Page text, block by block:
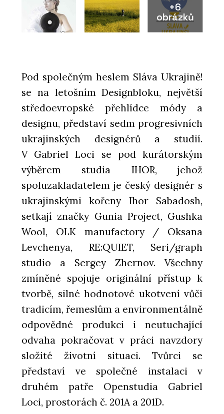
+6
obrázků
Pod společným heslem Sláva Ukrajině!
se na letošním Designbloku, největší
středoevropské přehlídce módy a
designu, představí sedm progresivních
ukrajinských designérů a studií.
V Gabriel Loci se pod kurátorským
výběrem studia IHOR, jehož
spoluzakladatelem je český designér s
ukrajinskými kořeny Ihor Sabadosh,
setkají značky Gunia Project, Gushka
Wool, OLK manufactory / Oksana
Levchenya, RE:QUIET, Seri/graph
studio a Sergey Zhernov. Všechny
zmíněné spojuje originální přístup k
tvorbě, silné hodnotové ukotvení vůči
tradicím, řemeslům a environmentálně
odpovědné produkci i neutuchající
odvaha pokračovat v práci navzdory
složité životní situaci. Tvůrci se
představí ve společné instalaci v
druhém patře Openstudia Gabriel
Loci, prostorách č. 201A a 201D.